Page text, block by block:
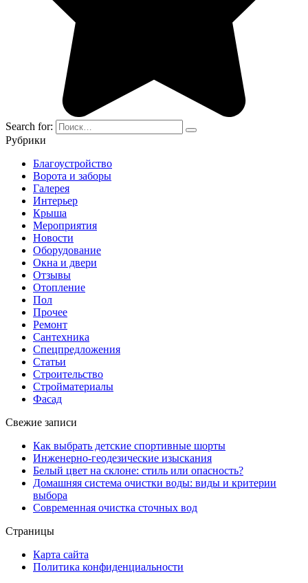
Search for:
Рубрики
Благоустройство
Ворота и заборы
Галерея
Интерьер
Крыша
Мероприятия
Новости
Оборудование
Окна и двери
Отзывы
Отопление
Пол
Прочее
Ремонт
Сантехника
Спецпредложения
Статьи
Строительство
Стройматериалы
Фасад
Свежие записи
Как выбрать детские спортивные шорты
Инженерно-геодезические изыскания
Белый цвет на склоне: стиль или опасность?
Домашняя система очистки воды: виды и критерии
выбора
Современная очистка сточных вод
Страницы
Карта сайта
Политика конфиденциальности